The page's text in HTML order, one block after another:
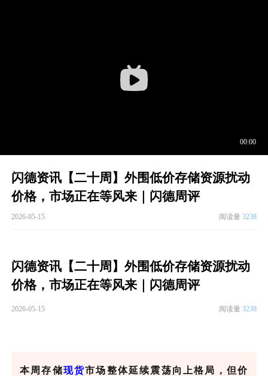
闪德资讯【二十周】外围低价存储资源扰动
价格，市场正在等风来｜闪德周评
2026-05-15 阅读量 3238
闪德资讯【二十周】外围低价存储资源扰动
价格，市场正在等风来｜闪德周评
2026-05-15 阅读量 3238
本周存储现货市场整体延续震荡向上格局，但价